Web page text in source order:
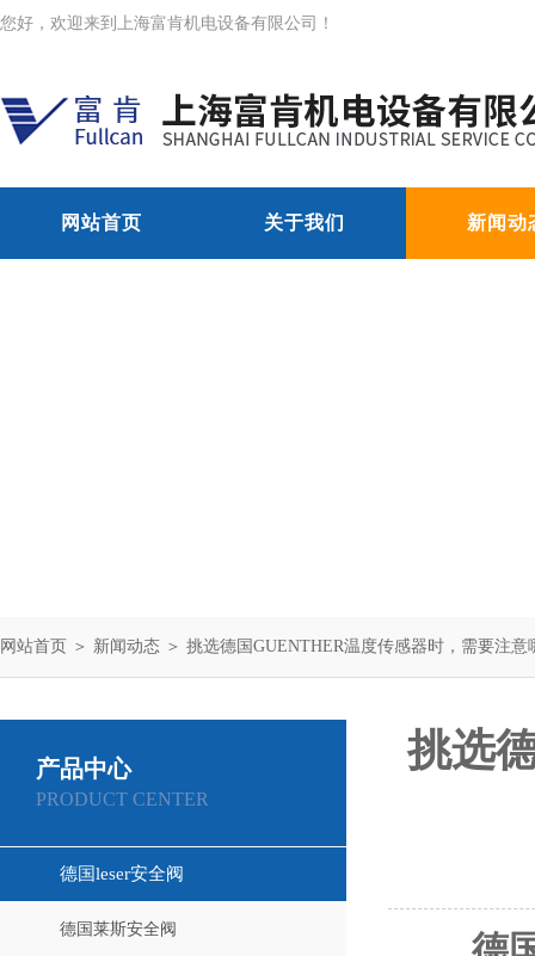
您好，欢迎来到上海富肯机电设备有限公司！
网站首页 关于我们 新闻动
网站首页 ＞ 新闻动态 ＞ 挑选德国GUENTHER温度传感器时，需要注意
产品中心
PRODUCT CENTER
德国leser安全阀
德国莱斯安全阀
挑选